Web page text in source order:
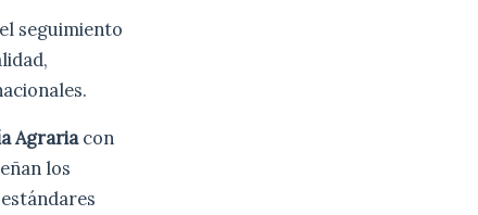
seguimiento
Agrariacon
los